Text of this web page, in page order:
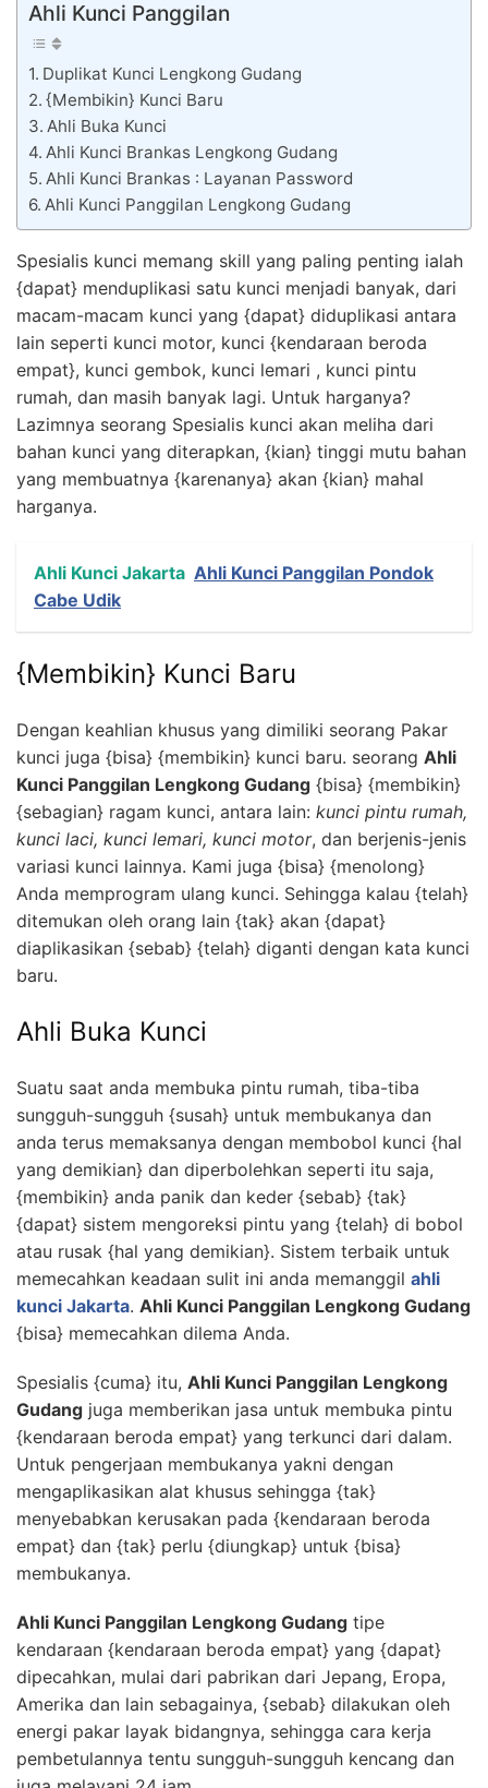
Ahli Kunci Panggilan
Duplikat Kunci Lengkong Gudang
{Membikin} Kunci Baru
Ahli Buka Kunci
Ahli Kunci Brankas Lengkong Gudang
Ahli Kunci Brankas : Layanan Password
Ahli Kunci Panggilan Lengkong Gudang
Spesialis kunci memang skill yang paling penting ialah
{dapat} menduplikasi satu kunci menjadi banyak, dari
macam-macam kunci yang {dapat} diduplikasi antara
lain seperti kunci motor, kunci {kendaraan beroda
empat}, kunci gembok, kunci lemari , kunci pintu
rumah, dan masih banyak lagi. Untuk harganya?
Lazimnya seorang Spesialis kunci akan meliha dari
bahan kunci yang diterapkan, {kian} tinggi mutu bahan
yang membuatnya {karenanya} akan {kian} mahal
harganya.
Ahli Kunci Jakarta Ahli Kunci Panggilan Pondok
Cabe Udik
{Membikin} Kunci Baru
Dengan keahlian khusus yang dimiliki seorang Pakar
kunci juga {bisa} {membikin} kunci baru. seorang Ahli
Kunci Panggilan Lengkong Gudang {bisa} {membikin}
{sebagian} ragam kunci, antara lain: kunci pintu rumah,
kunci laci, kunci lemari, kunci motor, dan berjenis-jenis
variasi kunci lainnya. Kami juga {bisa} {menolong}
Anda memprogram ulang kunci. Sehingga kalau {telah}
ditemukan oleh orang lain {tak} akan {dapat}
diaplikasikan {sebab} {telah} diganti dengan kata kunci
baru.
Ahli Buka Kunci
Suatu saat anda membuka pintu rumah, tiba-tiba
sungguh-sungguh {susah} untuk membukanya dan
anda terus memaksanya dengan membobol kunci {hal
yang demikian} dan diperbolehkan seperti itu saja,
{membikin} anda panik dan keder {sebab} {tak}
{dapat} sistem mengoreksi pintu yang {telah} di bobol
atau rusak {hal yang demikian}. Sistem terbaik untuk
memecahkan keadaan sulit ini anda memanggil ahli
kunci Jakarta. Ahli Kunci Panggilan Lengkong Gudang
{bisa} memecahkan dilema Anda.
Spesialis {cuma} itu, Ahli Kunci Panggilan Lengkong
Gudang juga memberikan jasa untuk membuka pintu
{kendaraan beroda empat} yang terkunci dari dalam.
Untuk pengerjaan membukanya yakni dengan
mengaplikasikan alat khusus sehingga {tak}
menyebabkan kerusakan pada {kendaraan beroda
empat} dan {tak} perlu {diungkap} untuk {bisa}
membukanya.
Ahli Kunci Panggilan Lengkong Gudang tipe
kendaraan {kendaraan beroda empat} yang {dapat}
dipecahkan, mulai dari pabrikan dari Jepang, Eropa,
Amerika dan lain sebagainya, {sebab} dilakukan oleh
energi pakar layak bidangnya, sehingga cara kerja
pembetulannya tentu sungguh-sungguh kencang dan